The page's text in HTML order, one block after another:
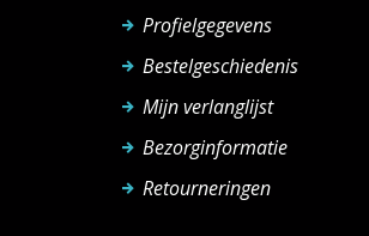
Profielgegevens
Bestelgeschiedenis
Mijn verlanglijst
Bezorginformatie
Retourneringen